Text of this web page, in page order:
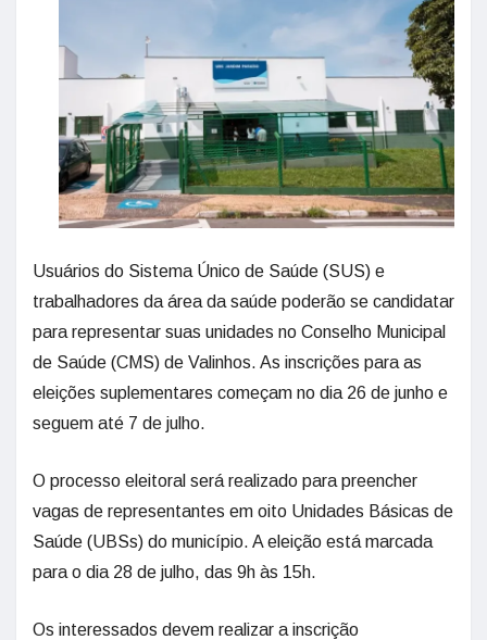
Usuários do Sistema Único de Saúde (SUS) e
trabalhadores da área da saúde poderão se candidatar
para representar suas unidades no Conselho Municipal
de Saúde (CMS) de Valinhos. As inscrições para as
eleições suplementares começam no dia 26 de junho e
seguem até 7 de julho.
O processo eleitoral será realizado para preencher
vagas de representantes em oito Unidades Básicas de
Saúde (UBSs) do município. A eleição está marcada
para o dia 28 de julho, das 9h às 15h.
Os interessados devem realizar a inscrição